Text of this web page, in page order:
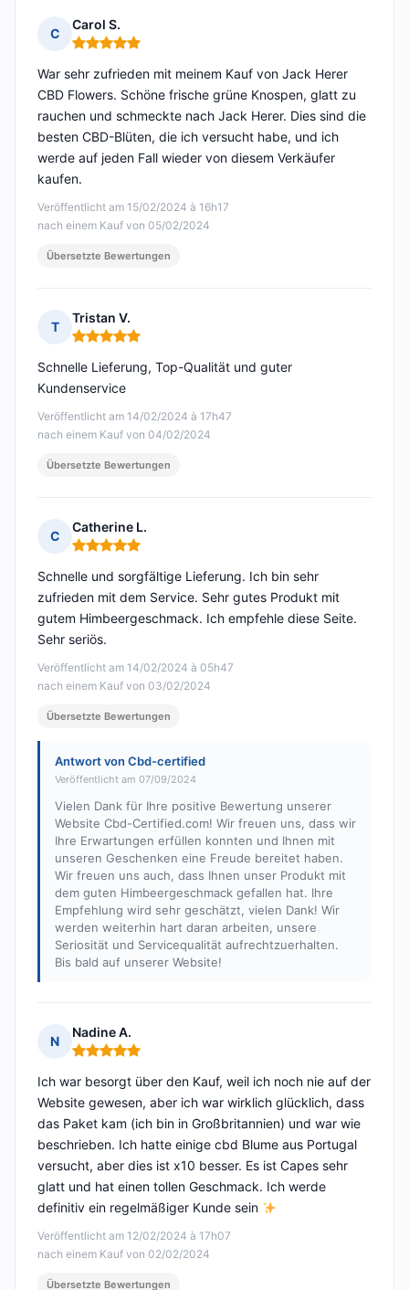
C
Carol S.
Hinweis: 5 von 5
Veröffentlicht am 15/02/2024 à 16h17
nach einem Kauf von 05/02/2024
War sehr zufrieden mit meinem Kauf von Jack Herer
CBD Flowers. Schöne frische grüne Knospen, glatt zu
rauchen und schmeckte nach Jack Herer. Dies sind die
besten CBD-Blüten, die ich versucht habe, und ich
werde auf jeden Fall wieder von diesem Verkäufer
kaufen.
Übersetzte Bewertungen
T
Tristan V.
Hinweis: 5 von 5
Veröffentlicht am 14/02/2024 à 17h47
nach einem Kauf von 04/02/2024
Schnelle Lieferung, Top-Qualität und guter
Kundenservice
Übersetzte Bewertungen
C
Catherine L.
Hinweis: 5 von 5
Veröffentlicht am 14/02/2024 à 05h47
nach einem Kauf von 03/02/2024
Schnelle und sorgfältige Lieferung. Ich bin sehr
zufrieden mit dem Service. Sehr gutes Produkt mit
gutem Himbeergeschmack. Ich empfehle diese Seite.
Sehr seriös.
Übersetzte Bewertungen
Antwort von Cbd-certified
Veröffentlicht am 07/09/2024
Vielen Dank für Ihre positive Bewertung unserer
Website Cbd-Certified.com! Wir freuen uns, dass wir
Ihre Erwartungen erfüllen konnten und Ihnen mit
unseren Geschenken eine Freude bereitet haben.
Wir freuen uns auch, dass Ihnen unser Produkt mit
dem guten Himbeergeschmack gefallen hat. Ihre
Empfehlung wird sehr geschätzt, vielen Dank! Wir
werden weiterhin hart daran arbeiten, unsere
Seriosität und Servicequalität aufrechtzuerhalten.
Bis bald auf unserer Website!
N
Nadine A.
Hinweis: 5 von 5
Veröffentlicht am 12/02/2024 à 17h07
nach einem Kauf von 02/02/2024
Ich war besorgt über den Kauf, weil ich noch nie auf der
Website gewesen, aber ich war wirklich glücklich, dass
das Paket kam (ich bin in Großbritannien) und war wie
beschrieben. Ich hatte einige cbd Blume aus Portugal
versucht, aber dies ist x10 besser. Es ist Capes sehr
glatt und hat einen tollen Geschmack. Ich werde
definitiv ein regelmäßiger Kunde sein
Übersetzte Bewertungen